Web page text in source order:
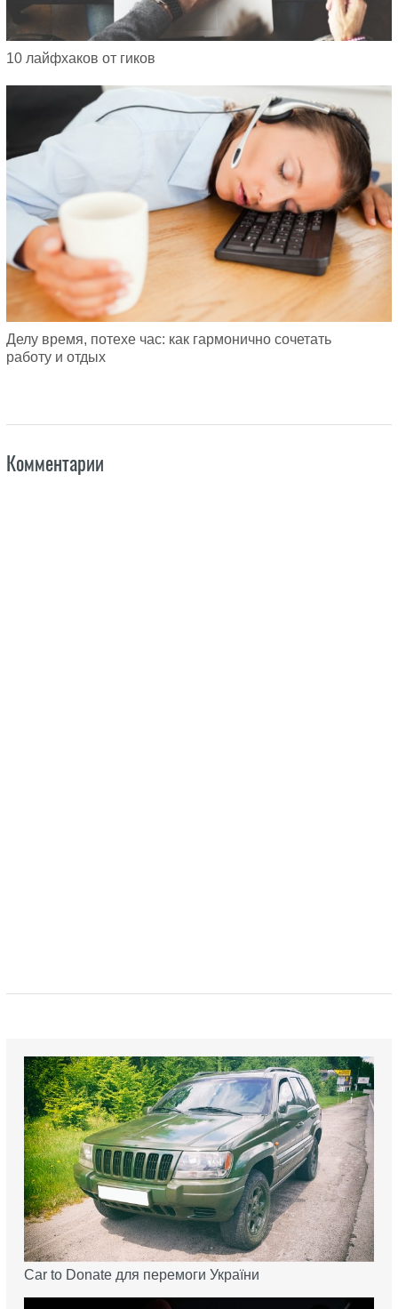
10 лайфхаков от гиков
Делу время, потехе час: как гармонично сочетать
работу и отдых
Комментарии
Car to Donate для перемоги України